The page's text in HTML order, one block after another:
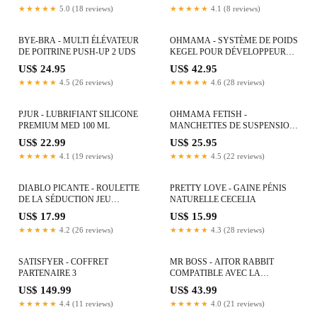
★★★★★ 5.0 (18 reviews) ★★★★★ 4.1 (8 reviews)
BYE-BRA - MULTI ÉLÉVATEUR
DE POITRINE PUSH-UP 2 UDS
US$ 24.95
★★★★★ 4.5 (26 reviews)
OHMAMA - SYSTÈME DE POIDS
KEGEL POUR DÉVELOPPEUR
DU PLANCHER PELVIEN
US$ 42.95
★★★★★ 4.6 (28 reviews)
PJUR - LUBRIFIANT SILICONE
PREMIUM MED 100 ML
US$ 22.99
★★★★★ 4.1 (19 reviews)
OHMAMA FETISH -
MANCHETTES DE SUSPENSION
POIGNET OU CHEVILLE
US$ 25.95
★★★★★ 4.5 (22 reviews)
DIABLO PICANTE - ROULETTE
DE LA SÉDUCTION JEU
KAMASUTRA
US$ 17.99
★★★★★ 4.2 (26 reviews)
PRETTY LOVE - GAINE PÉNIS
NATURELLE CECELIA
US$ 15.99
★★★★★ 4.3 (28 reviews)
SATISFYER - COFFRET
PARTENAIRE 3
US$ 149.99
★★★★★ 4.4 (11 reviews)
MR BOSS - AITOR RABBIT
COMPATIBLE AVEC LA
TECHNOLOGIE SANS FIL
WATCHME
US$ 43.99
★★★★★ 4.0 (21 reviews)